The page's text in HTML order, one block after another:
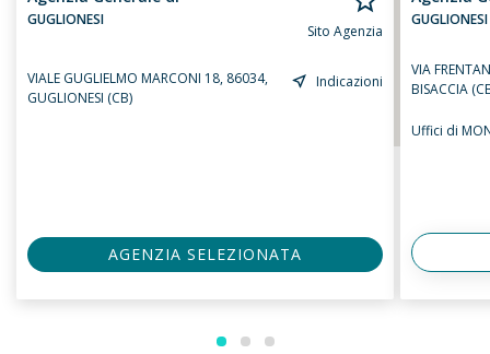
GUGLIONESI
Sito Agenzia
VIALE GUGLIELMO MARCONI 18, 86034,
GUGLIONESI (CB)
Indicazioni
AGENZIA SELEZIONATA
GUGLIONESI
VIA
BISACCIA
Uffici di